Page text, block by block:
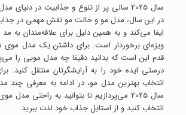
سال 2025 سالی پر از تنوع و جذابیت در
در این سال، مدل مو و حالت مو نقش مهمی در
ایفا می‌کند و به همین دلیل برای علاقه‌مندان به
ویژه‌ای برخوردار است. برای داشتن یک مدل موی
قدم این است که بدانید دقیقا چه مدل مویی را
درستی ایده خود را به آرایشگرتان منتقل کنید.
انتخاب بهترین مدل مو، در ادامه به معرفی چند
سال 2025 می‌پردازیم تا بتوانید به راحتی مدل
انتخاب کنید و از استایل جذاب خود لذت ببرید.